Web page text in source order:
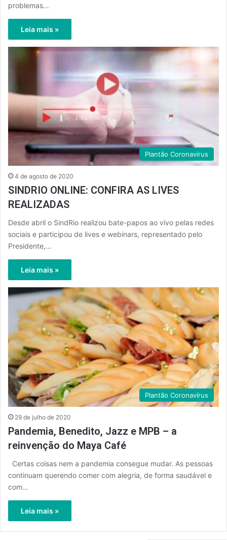
problemas…
Leia mais »
Plantão Coronavírus
4 de agosto de 2020
SINDRIO ONLINE: CONFIRA AS LIVES
REALIZADAS
Desde abril o SindRio realizou bate-papos ao vivo pelas redes
sociais e participou de lives e webinars, representado pelo
Presidente,…
Leia mais »
Plantão Coronavírus
29 de julho de 2020
Pandemia, Benedito, Jazz e MPB – a
reinvenção do Maya Café
Certas coisas nem a pandemia consegue mudar. As pessoas
continuam querendo comer com alegria, de forma saudável e
com…
Leia mais »